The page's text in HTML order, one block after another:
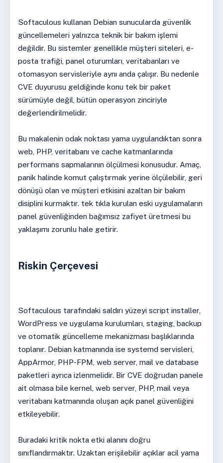
Softaculous kullanan Debian sunucularda güvenlik
güncellemeleri yalnızca teknik bir bakım işlemi
değildir. Bu sistemler genellikle müşteri siteleri, e-
posta trafiği, panel oturumları, veritabanları ve
otomasyon servisleriyle aynı anda çalışır. Bu nedenle
CVE duyurusu geldiğinde konu tek bir paket
sürümüyle değil, bütün operasyon zinciriyle
değerlendirilmelidir.
Bu makalenin odak noktası yama uygulandıktan sonra
web, PHP, veritabanı ve cache katmanlarında
performans sapmalarının ölçülmesi konusudur. Amaç,
panik halinde komut çalıştırmak yerine ölçülebilir, geri
dönüşü olan ve müşteri etkisini azaltan bir bakım
disiplini kurmaktır. tek tıkla kurulan eski uygulamaların
panel güvenliğinden bağımsız zafiyet üretmesi bu
yaklaşımı zorunlu hale getirir.
Riskin Çerçevesi
Softaculous tarafındaki saldırı yüzeyi script installer,
WordPress ve uygulama kurulumları, staging, backup
ve otomatik güncelleme mekanizması başlıklarında
toplanır. Debian katmanında ise systemd servisleri,
AppArmor, PHP-FPM, web server, mail ve database
paketleri ayrıca izlenmelidir. Bir CVE doğrudan panele
ait olmasa bile kernel, web server, PHP, mail veya
veritabanı katmanında oluşan açık panel güvenliğini
etkileyebilir.
Buradaki kritik nokta etki alanını doğru
sınıflandırmaktır. Uzaktan erişilebilir açıklar acil yama